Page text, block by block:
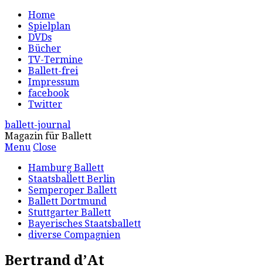
Home
Spielplan
DVDs
Bücher
TV-Termine
Ballett-frei
Impressum
facebook
Twitter
ballett-journal
Magazin für Ballett
Menu Close
Hamburg Ballett
Staatsballett Berlin
Semperoper Ballett
Ballett Dortmund
Stuttgarter Ballett
Bayerisches Staatsballett
diverse Compagnien
Bertrand d’At